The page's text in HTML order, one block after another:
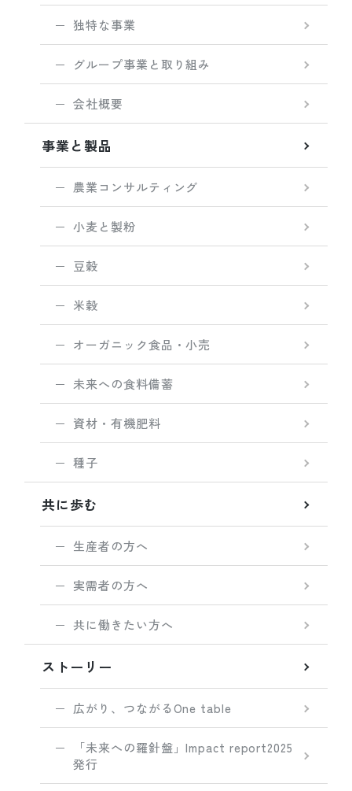
独特な事業
グループ事業と取り組み
会社概要
事業と製品
農業コンサルティング
小麦と製粉
豆穀
米穀
オーガニック食品・小売
未来への食料備蓄
資材・有機肥料
種子
共に歩む
生産者の方へ
実需者の方へ
共に働きたい方へ
ストーリー
広がり、つながるOne table
「未来への羅針盤」Impact report2025
発行